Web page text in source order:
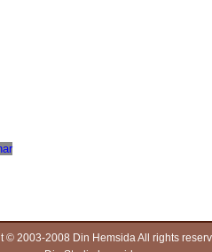
© 2003-2008 Din Hemsida All rights